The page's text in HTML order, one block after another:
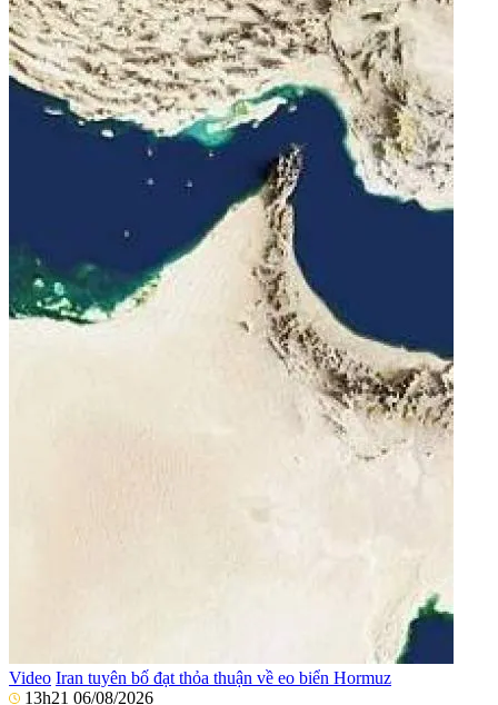
Video Iran tuyên bố đạt thỏa thuận về eo biển Hormuz
13h21 06/08/2026